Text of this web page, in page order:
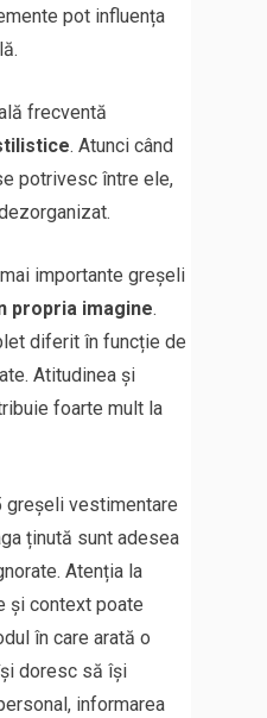
pot influența
frecventă
. Atunci când
potrivesc între ele,
importante greșeli
propria imagine.
diferit în funcție de
Atitudinea și
foarte mult la
greșeli vestimentare
ținută sunt adesea
Atenția la
și context poate
în care arată o
doresc să își
informarea